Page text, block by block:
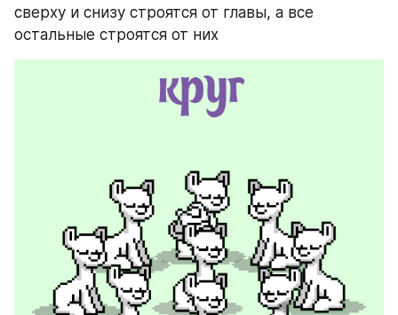
сверху и снизу строятся от главы, а все
остальные строятся от них